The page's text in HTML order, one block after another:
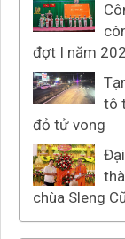
đợt I năm
tô
đỏ tử vong
chùa Sleng